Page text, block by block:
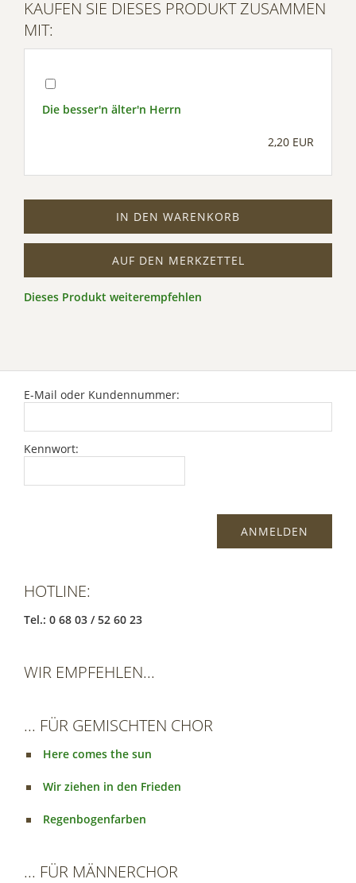
KAUFEN SIE DIESES PRODUKT ZUSAMMEN
MIT:
Die besser'n älter'n Herrn
2,20 EUR
IN DEN WARENKORB
AUF DEN MERKZETTEL
Dieses Produkt weiterempfehlen
E-Mail oder Kundennummer:
Kennwort:
HOTLINE:
Tel.: 0 68 03 / 52 60 23
WIR EMPFEHLEN...
... FÜR GEMISCHTEN CHOR
Here comes the sun
Wir ziehen in den Frieden
Regenbogenfarben
... FÜR MÄNNERCHOR